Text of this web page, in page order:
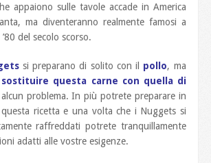
appaiono sulle tavole accade in America
ma diventeranno realmente famosi a
del secolo scorso.
si preparano di solito con il pollo, ma
sostituire questa carne con quella di
alcun problema. In più potrete preparare in
ricetta e una volta che i Nuggets si
raffreddati potrete tranquillamente
adatti alle vostre esigenze.